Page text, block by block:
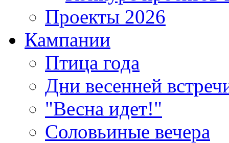
Проекты 2026
Кампании
Птица года
Дни весенней
"Весна идет!"
Соловьиные вечера